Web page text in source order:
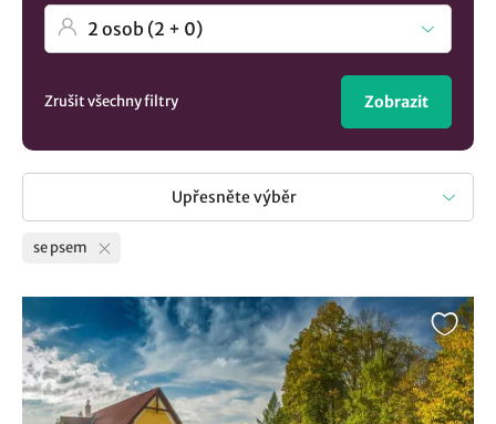
Zrušit všechny filtry Zobrazit
Upřesněte výběr
se psem